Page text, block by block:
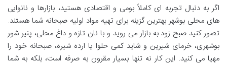
اگر به دنبال تجربه ای کاملاً بومی و اقتصادی هستید، بازارها و نانوایی
های محلی بوشهر بهترین گزینه برای تهیه مواد اولیه صبحانه شما هستند.
تصور کنید صبح زود به بازار می روید و با نان تازه و داغ محلی، پنیر شور
بوشهری، خرمای شیرین و شاید کمی حلوا یا ارده شیره، صبحانه خود را
مهیا می کنید. این کار نه تنها بسیار مقرون به صرفه است، بلکه به شما